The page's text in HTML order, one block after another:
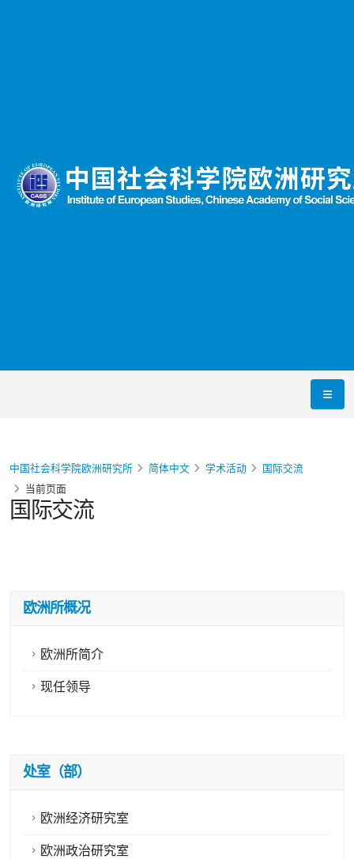
国际交流
中国社会科学院欧洲研究所 简体中文 学术活动
国际交流
当前页面
欧洲所概况
欧洲所简介
现任领导
处室（部）
欧洲经济研究室
欧洲政治研究室